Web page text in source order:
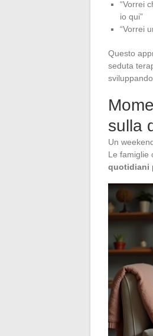
“Vorrei
io qui”
“Vorrei
Questo
seduta
sulla
Un
Le famiglie
quotidiani